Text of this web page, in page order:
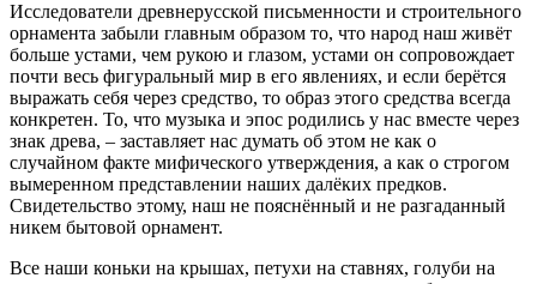
Исследователи древнерусской письменности и строительного
орнамента забыли главным образом то, что народ наш живёт
больше устами, чем рукою и глазом, устами он сопровождает
почти весь фигуральный мир в его явлениях, и если берётся
выражать себя через средство, то образ этого средства всегда
конкретен. То, что музыка и эпос родились у нас вместе через
знак древа, – заставляет нас думать об этом не как о
случайном факте мифического утверждения, а как о строгом
вымеренном представлении наших далёких предков.
Свидетельство этому, наш не пояснённый и не разгаданный
никем бытовой орнамент.
Все наши коньки на крышах, петухи на ставнях, голуби на